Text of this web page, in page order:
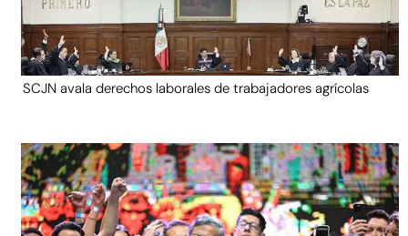
SCJN avala derechos laborales de trabajadores agrícolas